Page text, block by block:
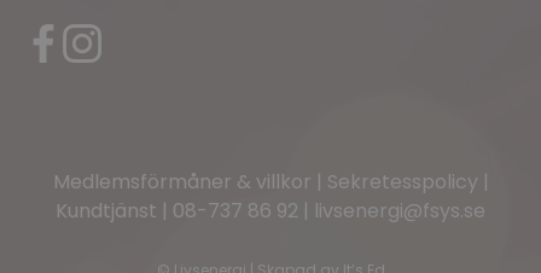
Medlemsförmåner & villkor | Sekretesspolicy |
Kundtjänst | 08-737 86 92 | livsenergi@fsys.se